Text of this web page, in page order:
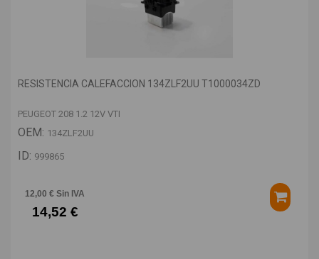
RESISTENCIA CALEFACCION 134ZLF2UU T1000034ZD
PEUGEOT 208 1.2 12V VTI
OEM: 134ZLF2UU
ID: 999865
12,00 € Sin IVA
14,52 €